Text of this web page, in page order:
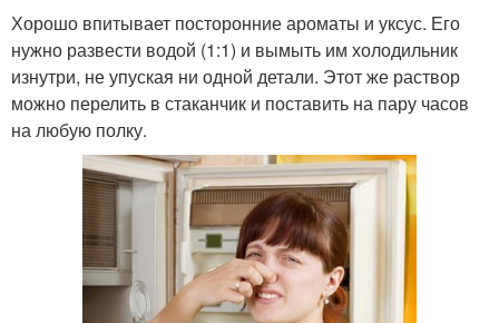
Хорошо впитывает посторонние ароматы и уксус. Его
нужно развести водой (1:1) и вымыть им холодильник
изнутри, не упуская ни одной детали. Этот же раствор
можно перелить в стаканчик и поставить на пару часов
на любую полку.